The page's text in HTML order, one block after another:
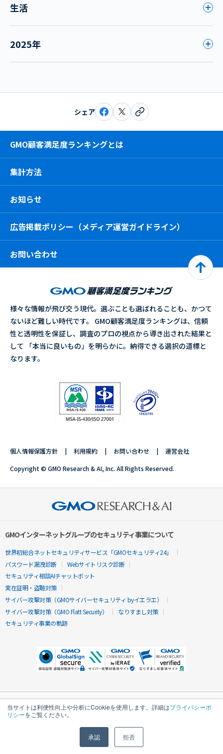
当サイトは利便性向上や分析にCookieを使用します。詳細はプライバシーポ
リシーをご覧ください。
承認 拒否
生活
2025年
シェア
GMO顧客満足度ランキングとは
集計方法
お知らせ
広告掲載ポリシー（メディア運営ガイドライン）
お問い合わせ
様々な情報が飛び交う現代。選ぶことも選ばれることも、かつて
ないほど難しい時代です。 GMO顧客満足度ランキングは、信頼
性と透明性を保証し、調査のプロの視点から導き出された結果と
して 「本当に良いもの」を明らかに。納得できる選択の道標と
なります。
個人情報保護方針 利用規約 お問い合わせ 運営会社
Copyright © GMO Research & AI, Inc. All Rights Reserved.
GMOインターネットグループのセキュリティ事業について
世界初総合ネットセキュリティサービス「GMOセキュリティ24」
パスワード漏洩診断
Webサイトリスク診断
セキュリティ相談AIチャットボット
実在証明・盗聴対策
サイバー攻撃対策（GMOサイバーセキュリティ byイエラエ）
サイバー攻撃対策（GMO Flatt Security）
なりすまし対策
セキュリティ事業の軌跡